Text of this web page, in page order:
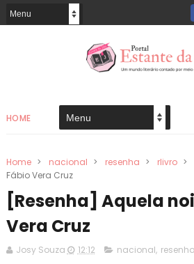
HOME
Home > nacional > resenha > rlivro >
Fábio Vera Cruz
[Resenha] Aquela
Vera Cruz
Josy Souza 12:12 nacional, resenha